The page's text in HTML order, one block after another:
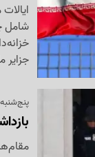
شامل
پنج‌شنبه 1405/03/14 ساعت 17:23